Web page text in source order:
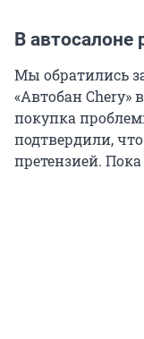
В
Мы обратились
«Автобан Chery»
покупка
подтвердили,
претензией.